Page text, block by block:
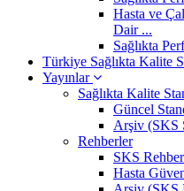
Hasta ve
Dair ...
Sağlıkta
Türkiye Sağlıkta Kalite
Yayınlar
Sağlıkta Kalite
Güncel
Arşiv (SKS
Rehberler
SKS
Hasta